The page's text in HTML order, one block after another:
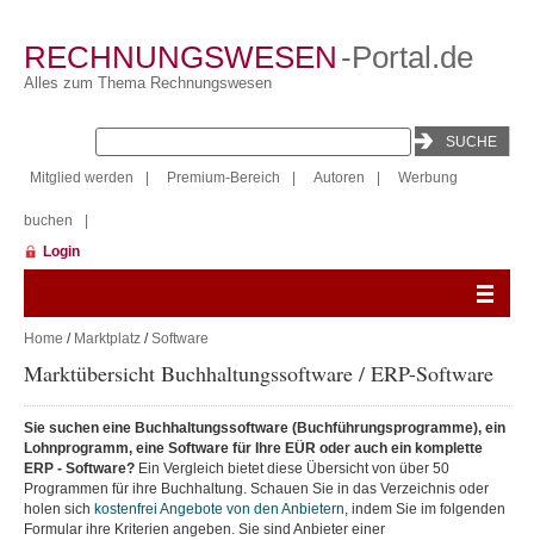
RECHNUNGSWESEN -Portal.de
Alles zum Thema Rechnungswesen
Mitglied werden Premium-Bereich Autoren Werbung
buchen
Login
Home / Marktplatz /Software
Marktübersicht Buchhaltungssoftware / ERP-Software
Sie suchen eine Buchhaltungssoftware (Buchführungsprogramme), ein
Lohnprogramm, eine Software für Ihre EÜR oder auch ein komplette
ERP - Software? Ein Vergleich bietet diese Übersicht von über 50
Programmen für ihre Buchhaltung. Schauen Sie in das Verzeichnis oder
holen sich kostenfrei Angebote von den Anbietern, indem Sie im folgenden
Formular ihre Kriterien angeben. Sie sind Anbieter einer